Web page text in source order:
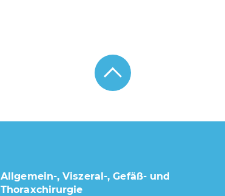
Allgemein-, Viszeral-, Gefäß- und
Thoraxchirurgie